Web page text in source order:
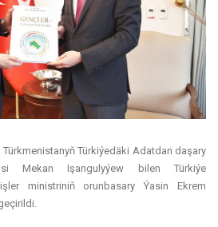
Türkmenistanyň Türkiýedäki Adatdan daşary
Mekan Işangulyýew bilen Türkiýe
ministriniň orunbasary Ýasin Ekrem